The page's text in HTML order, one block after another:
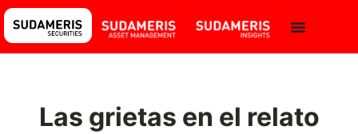
Las grietas en el relato